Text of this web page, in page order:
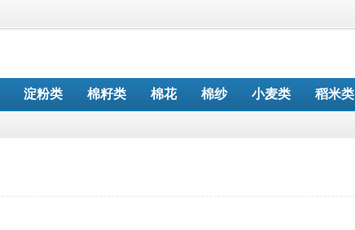
淀粉类 棉籽类 棉花 棉纱 小麦类 稻米类